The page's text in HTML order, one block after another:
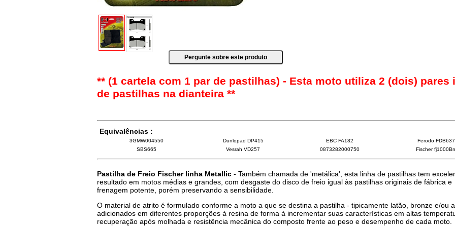
** (1 cartela com 1 par de pastilhas) - Esta moto utiliza 2 (dois) pares
de pastilhas na dianteira **
Equivalências :
3GMW004550 Dunlopad DP415 EBC FA182
Ferodo FDB637
SBS665
Vesrah VD257 0873282000750 Fischer
Pastilha de Freio Fischer linha Metallic - Também chamada de 'metálica', esta linha de pastilhas tem
resultado em motos médias e grandes, com desgaste do disco de freio igual às pastilhas originais de fábrica e
frenagem potente, porém preservando a sensibilidade.
O material de atrito é formulado conforme a moto a que se destina a pastilha - tipicamente latão, bronze e/ou
adicionados em diferentes proporções à resina de forma à incrementar suas características em altas
recuperação após molhada e resistência mecânica do composto frente ao peso e desempenho de cada moto.